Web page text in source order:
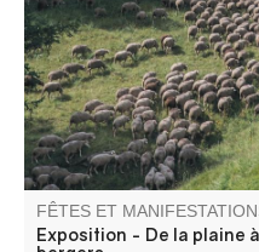
travail du berger / éleveur
esthétique.
FÊTES ET
Exposition - De la plaine